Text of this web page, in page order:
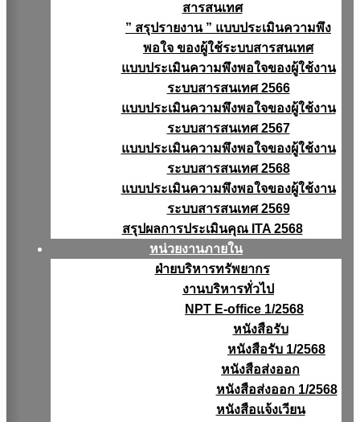
สารสนเทศ
” สรุปรายงาน ” แบบประเมินความพึง
พอใจ ของผู้ใช้ระบบสารสนเทศ
แบบประเมินความพึงพอใจของผู้ใช้งาน
ระบบสารสนเทศ 2566
แบบประเมินความพึงพอใจของผู้ใช้งาน
ระบบสารสนเทศ 2567
แบบประเมินความพึงพอใจของผู้ใช้งาน
ระบบสารสนเทศ 2568
แบบประเมินความพึงพอใจของผู้ใช้งาน
ระบบสารสนเทศ 2569
สรุปผลการประเมินคุณ ITA 2568
หน่วยงานภายใน
ฝ่ายบริหารทรัพยากร
งานบริหารทั่วไป
NPT E-office 1/2568
หนังสือรับ
หนังสือรับ 1/2568
หนังสือส่งออก
หนังสือส่งออก 1/2568
หนังสือแจ้งเวียน